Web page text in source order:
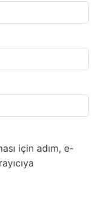
için adım, e-